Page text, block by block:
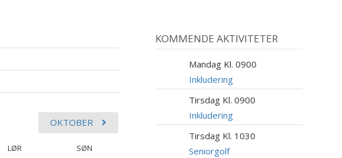
OKTOBER
LØR SØN
KOMMENDE AKTIVITETER
Mandag Kl. 0900
Inkludering
Tirsdag Kl. 0900
Inkludering
Tirsdag Kl. 1030
Seniorgolf